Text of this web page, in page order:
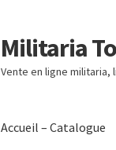
Aller
à
la
Aller
au
contenu
Militaria
Vente en ligne
Accueil – Catalogue